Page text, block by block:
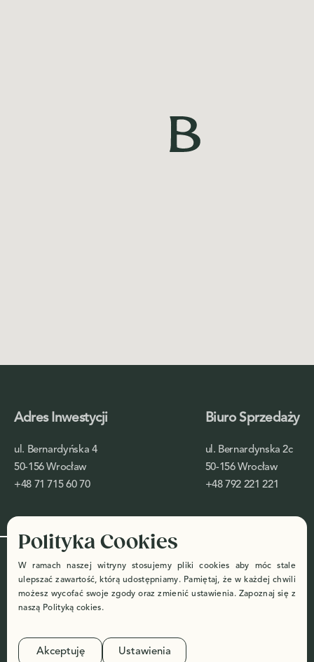
Adres Inwestycji
ul. Bernardyńska 4
50-156 Wrocław
+48 71 715 60 70
Biuro Sprzedaży
ul. Bernardynska 2c
50-156 Wrocław
+48 792 221 221
Designed by: ©
setheritage.com
Made with
byDigi2.pl
Polityka
Prywatności
Polityka Cookies
W ramach naszej witryny stosujemy pliki cookies aby móc stale
ulepszać zawartość, którą udostępniamy. Pamiętaj, że w każdej chwili
możesz wycofać swoje zgody oraz zmienić ustawienia. Zapoznaj się z
naszą Polityką cokies.
Akceptuję Ustawienia
wyłącznie poglądowy i nie stanowią oferty w rozumieniu art. 66 Kodeksu